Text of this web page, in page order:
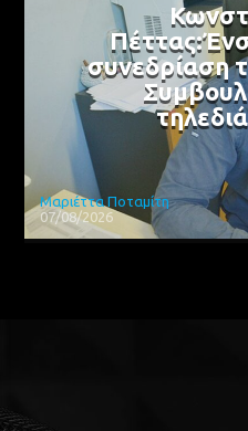
συνεδρίαση
Μαριέττα Ποταμίτη
07/08/2026